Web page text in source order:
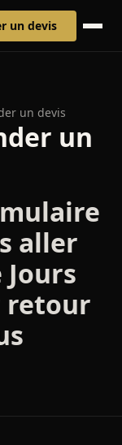
un devis
un devis
un
aller
retour